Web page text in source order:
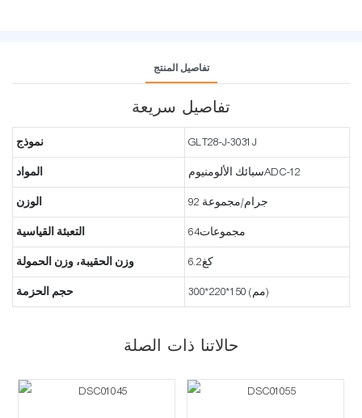
تفاصيل المنتج
تفاصيل سريعة
نموذج GLT28-J-3031J
المواد سبائك الألومنيومADC-12
الوزن 92 جرام/مجموعة
التعبئة القياسية مجموعات64
وزن الحقيبة، وزن الحمولة كغ6.2
حجم الحزمة 300*220*150 (مم)
حالاتنا ذات الصلة